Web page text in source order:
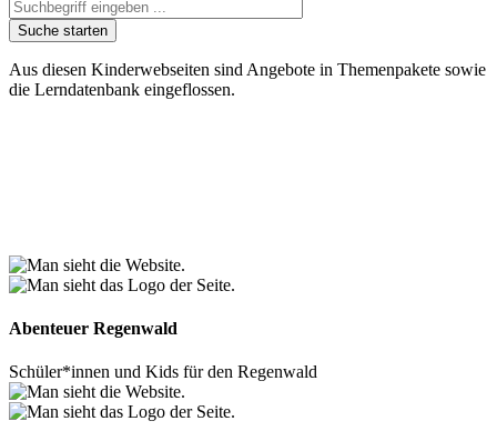
Aus diesen Kinderwebseiten sind Angebote in Themenpakete sowie
die Lerndatenbank eingeflossen.
Abenteuer Regenwald
Schüler*innen und Kids für den Regenwald